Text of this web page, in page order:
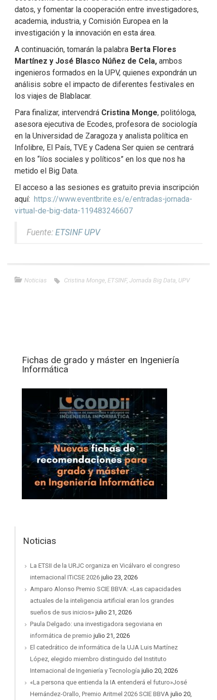
datos, y fomentar la cooperación entre investigadores,
academia, industria, y Comisión Europea en la
investigación y la innovación en esta área.
A continuación, tomarán la palabra Berta Flores
Martínez y José Blasco Núñez de Cela, ambos
ingenieros formados en la UPV, quienes expondrán un
análisis sobre el impacto de diferentes festivales en
los viajes de Blablacar.
Para finalizar, intervendrá Cristina Monge, politóloga,
asesora ejecutiva de Ecodes, profesora de sociología
en la Universidad de Zaragoza y analista política en
Infolibre, El País, TVE y Cadena Ser quien se centrará
en los “líos sociales y políticos” en los que nos ha
metido el Big Data.
El acceso a las sesiones es gratuito previa inscripción
aquí: https://www.eventbrite.es/e/entradas-jornada-
virtual-de-big-data-119483246607
Fuente: ETSINF UPV
Noticias Cristina Monge, ETSINF, Jornada Big Data, UPV
Fichas de grado y máster en Ingeniería
Informática
Noticias
La ETSII de la URJC organiza en Vicálvaro el congreso
internacional ITiCSE 2026 julio 23, 2026
Amparo Alonso Premio SCIE BBVA: «Las capacidades
actuales de la inteligencia artificial eran los grandes
sueños de sus inicios» julio 21, 2026
Paula Delgado: una investigadora segoviana en
informática de premio julio 21, 2026
El catedrático de informática de la UJA Luis Martínez
López, elegido miembro distinguido del Instituto
Internacional de Ingeniería y Tecnología julio 20, 2026
«La persona que entienda la IA entenderá el futuro»José
Hernández-Orallo, Premio Aritmel 2026 SCIE BBVA julio 20,